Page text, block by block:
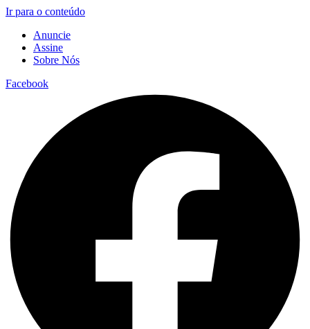
Ir para o conteúdo
Anuncie
Assine
Sobre Nós
Facebook